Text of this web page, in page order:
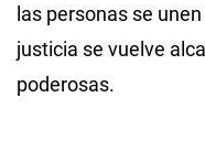
las personas se
justicia se vuelve
poderosas.